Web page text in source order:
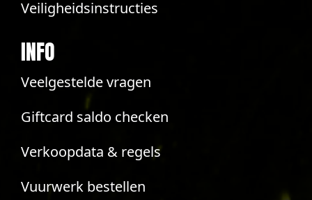
Veiligheidsinstructies
INFO
Veelgestelde vragen
Giftcard saldo checken
Verkoopdata & regels
Vuurwerk bestellen